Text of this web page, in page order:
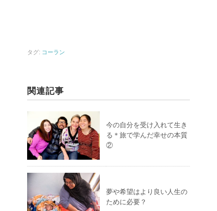
タグ: コーラン
関連記事
今の自分を受け入れて生き
る＊旅で学んだ幸せの本質
②
夢や希望はより良い人生の
ために必要？